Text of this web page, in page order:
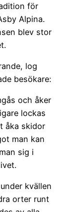
för
Alpina.
blev stor
log
besökare:
och åker
lockas
åka skidor
man kan
sig i
kvällen
orter runt